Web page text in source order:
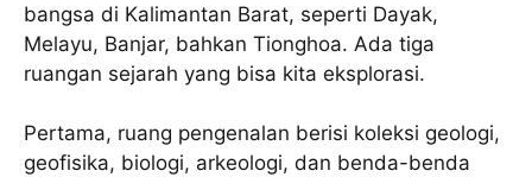
bangsa di Kalimantan Barat, seperti Dayak,
Melayu, Banjar, bahkan Tionghoa. Ada tiga
ruangan sejarah yang bisa kita eksplorasi.
Pertama, ruang pengenalan berisi koleksi geologi,
geofisika, biologi, arkeologi, dan benda-benda